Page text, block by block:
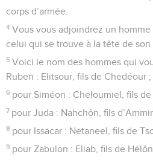
corps d’armée.
4 Vous vous adjoindrez un
celui qui se trouve à la tête de son
5 Voici le nom des hommes qui
Ruben : Elitsour, fils de Chedéour
6 pour Siméon : Cheloumiel, fils
7 pour Juda : Nahchôn, fils
8 pour Issacar : Netaneel, fils de
9 pour Zabulon : Eliab, fils de